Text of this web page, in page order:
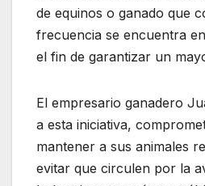
de equinos o ganado que
frecuencia se encuentra
el fin de garantizar un
El empresario ganadero
a esta iniciativa,
mantener a sus animales
evitar que circulen por la